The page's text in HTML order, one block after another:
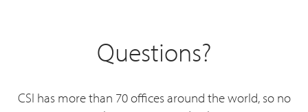
Questions?
CSI has more than 70 offices around the world, so no